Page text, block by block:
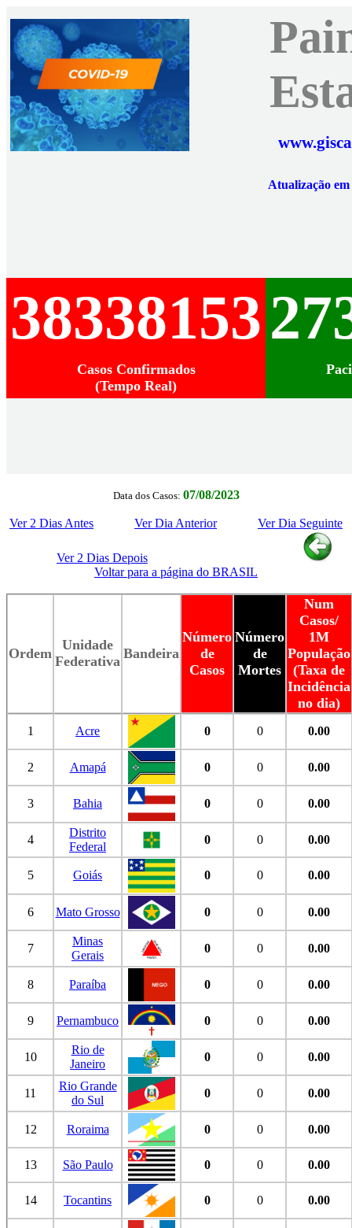
Atualização
38338153
Casos Confirmados
(Tempo Real)
Data dos Casos: 07/08/2023
Ver 2 Dias Antes Ver Dia Anterior Ver Dia Seguinte
Ver 2 Dias Depois
Voltar para a página do BRASIL
Ordem
Unidade
Federativa Bandeira
Número
de
Casos
Número
de
Mortes
Num
Casos/
1M
População
(Taxa de
Incidência
no dia)
1 Acre 0 0 0.00
2 Amapá 0 0 0.00
3 Bahia 0 0 0.00
4
Distrito
Federal
0 0 0.00
5 Goiás 0 0 0.00
6 Mato Grosso 0 0 0.00
7
Minas
Gerais
0 0 0.00
8 Paraíba 0 0 0.00
9 Pernambuco 0 0 0.00
10
Rio de
Janeiro
0 0 0.00
11
Rio Grande
do Sul
0 0 0.00
12 Roraima 0 0 0.00
13 São Paulo 0 0 0.00
14 Tocantins 0 0 0.00